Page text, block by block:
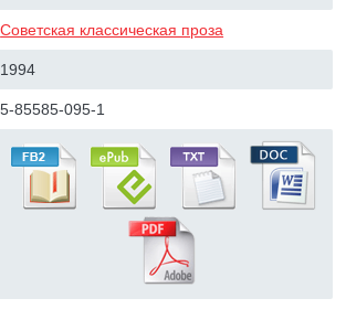
Советская классическая проза
1994
5-85585-095-1